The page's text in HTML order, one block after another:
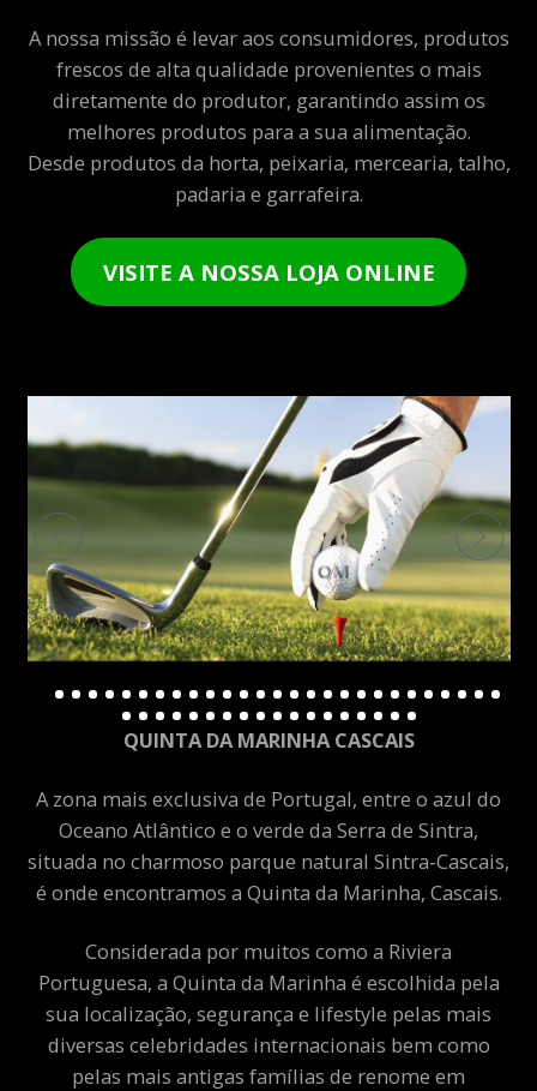
A nossa missão é levar aos consumidores, produtos
frescos de alta qualidade provenientes o mais
diretamente do produtor, garantindo assim os
melhores produtos para a sua alimentação.
Desde produtos da horta, peixaria, mercearia, talho,
padaria e garrafeira.
VISITE A NOSSA LOJA ONLINE
QUINTA DA MARINHA CASCAIS
A zona mais exclusiva de Portugal, entre o azul do
Oceano Atlântico e o verde da Serra de Sintra,
situada no charmoso parque natural Sintra-Cascais,
é onde encontramos a Quinta da Marinha, Cascais.
Considerada por muitos como a Riviera
Portuguesa, a Quinta da Marinha é escolhida pela
sua localização, segurança e lifestyle pelas mais
diversas celebridades internacionais bem como
pelas mais antigas famílias de renome em